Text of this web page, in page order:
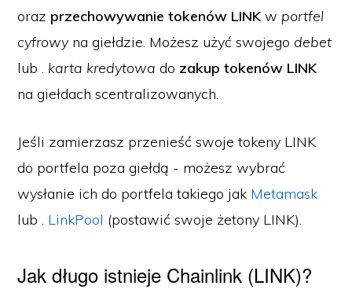
oraz przechowywanie tokenów LINKw portfel
cyfrowyna giełdzie. Możesz użyć swojego debet
lub . karta kredytowa do zakup tokenów LINK
na giełdach scentralizowanych.
Jeśli zamierzasz przenieść swoje tokeny LINK
do portfela poza giełdą - możesz wybrać
wysłanie ich do portfela takiego jak Metamask
lub . LinkPool (postawić swoje żetony LINK).
Jak długo istnieje Chainlink (LINK)?